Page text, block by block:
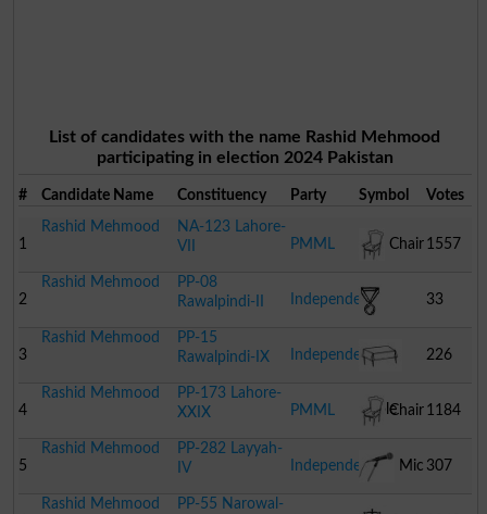
List of candidates with the name Rashid Mehmood
participating in election 2024 Pakistan
# Candidate Name Constituency Party Symbol Votes
1
Rashid Mehmood
NA-123 Lahore-
VII
PMML Chair 1557
2
Rashid Mehmood
PP-08
Rawalpindi-II
Independent
Medal
33
3
Rashid Mehmood
PP-15
Rawalpindi-IX
Independent
Table
226
4
Rashid Mehmood
PP-173 Lahore-
XXIX
PMML Chair 1184
5
Rashid Mehmood
PP-282 Layyah-
IV
Independent Mic 307
Rashid Mehmood
PP-55 Narowal-